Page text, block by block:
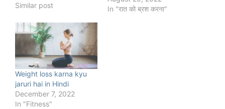
Similar post
है हममें से हर कोई सुबह उठने के
In "रात को ब्रश करना"
Weight loss karna kyu
jaruri hai in Hindi
December 7, 2022
In "Fitness"